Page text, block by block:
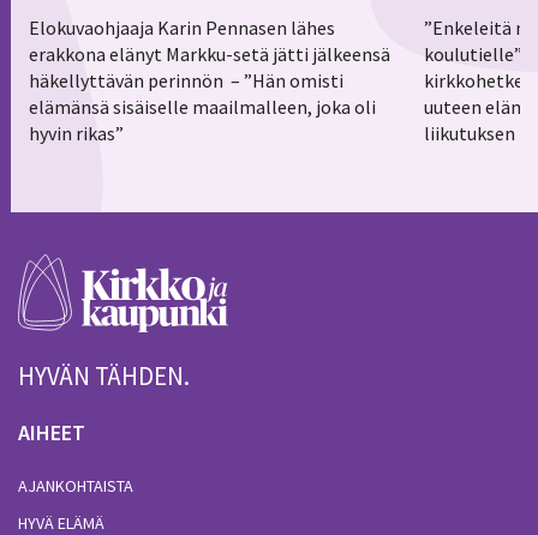
Elokuvaohjaaja Karin Pennasen lähes
erakkona elänyt Markku-setä jätti jälkeensä
häkellyttävän perinnön – ”Hän omisti
elämänsä sisäiselle maailmalleen, joka oli
hyvin rikas”
”Enkeleitä
koulutielle”–
uuteen
liikutuksen
HYVÄN TÄHDEN.
AIHEET
AJANKOHTAISTA
HYVÄ ELÄMÄ